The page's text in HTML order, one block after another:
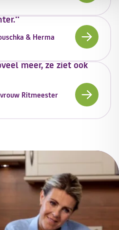
& Herma
meer, ze ziet ook
Ritmeester